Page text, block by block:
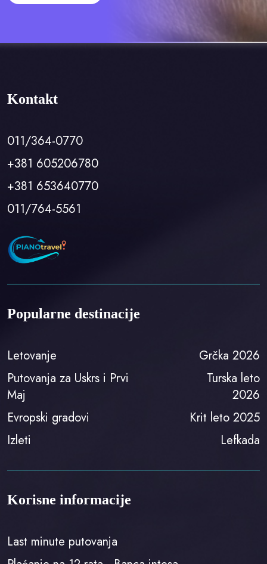
Kontakt
011/364-0770
+381 605206780
+381 653640770
011/764-5561
Popularne destinacije
Letovanje
Putovanja za Uskrs i Prvi
Maj
Evropski gradovi
Izleti
Grčka 2026
Turska leto
2026
Krit leto 2025
Lefkada
Korisne informacije
Last minute putovanja